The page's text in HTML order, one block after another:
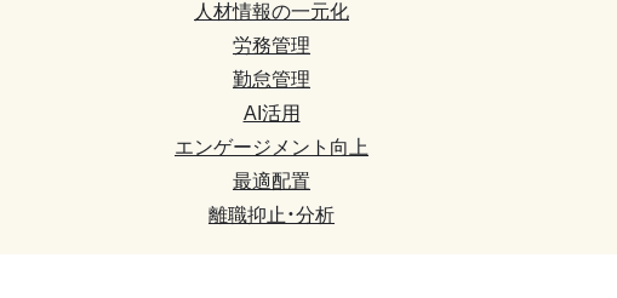
人材情報の一元化
労務管理
勤怠管理
AI活用
エンゲージメント向上
最適配置
離職抑止・分析